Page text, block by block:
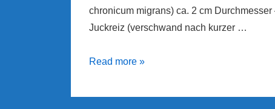
chronicum migrans) ca. 2 cm
Juckreiz (verschwand nach kurzer …
Fallbericht
Read more »